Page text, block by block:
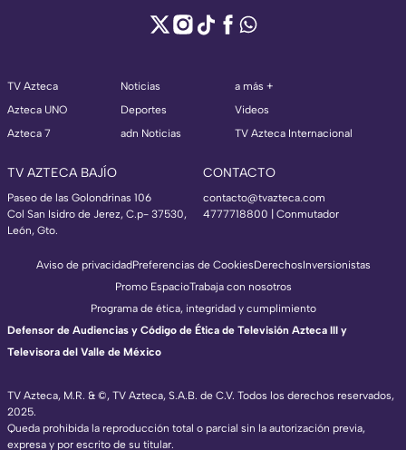
TV Azteca
Azteca UNO
Azteca 7
Noticias
Deportes
adn Noticias
a más +
Videos
TV Azteca Internacional
TV AZTECA BAJÍO
Paseo de las Golondrinas 106
Col San Isidro de Jerez, C.p- 37530,
León, Gto.
CONTACTO
contacto@tvazteca.com
4777718800 | Conmutador
TV Azteca, M.R. & ©, TV Azteca, S.A.B. de C.V. Todos los derechos reservados,
2025.
Queda prohibida la reproducción total o parcial sin la autorización previa,
expresa y por escrito de su titular.
Aviso de privacidadPreferencias de CookiesDerechosInversionistas
Promo EspacioTrabaja con nosotros
Programa de ética, integridad y cumplimiento
Defensor de Audiencias y Código de Ética de Televisión Azteca III y
Televisora del Valle de México